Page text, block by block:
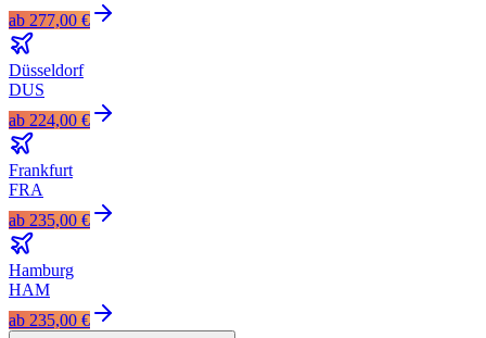
ab 277,00 €
Düsseldorf
DUS
ab 224,00 €
Frankfurt
FRA
ab 235,00 €
Hamburg
HAM
ab 235,00 €